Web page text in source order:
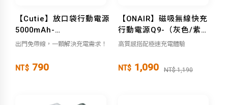
【Cutie】放口袋行動電源
5000mAh-
（Lightning/Type-C）
出門免帶線，一顆解決充電需求！
NT$ 790
【ONAIR】磁吸無線快充
行動電源Q9-（灰色/紫色/
綠色）10000mAh
高質感搭配極速充電體驗
NT$ 1,090 NT$ 1,190